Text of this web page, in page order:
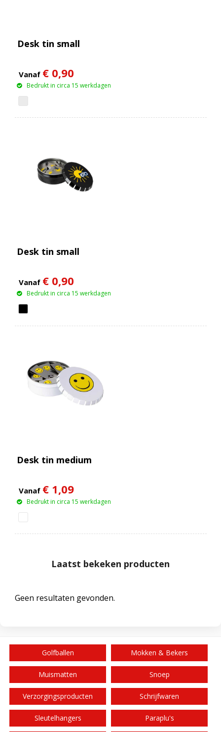
Desk tin small
Vanaf € 0,90
Bedrukt in circa 15 werkdagen
Desk tin small
Vanaf € 0,90
Bedrukt in circa 15 werkdagen
Desk tin medium
Vanaf € 1,09
Bedrukt in circa 15 werkdagen
Laatst bekeken producten
Geen resultaten gevonden.
Golfballen Mokken & Bekers
Muismatten Snoep
Verzorgingsproducten Schrijfwaren
Sleutelhangers Paraplu's